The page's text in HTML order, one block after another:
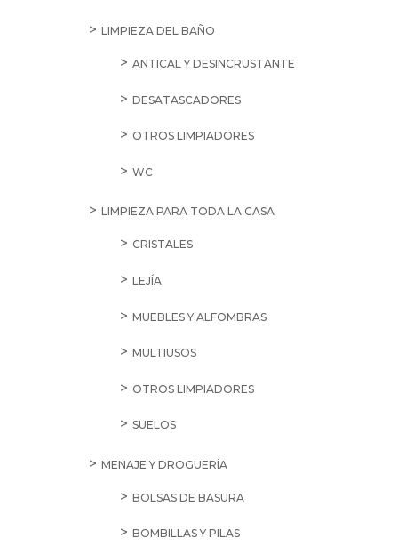
LIMPIEZA DEL BAÑO
ANTICAL Y DESINCRUSTANTE
DESATASCADORES
OTROS LIMPIADORES
WC
LIMPIEZA PARA TODA LA CASA
CRISTALES
LEJÍA
MUEBLES Y ALFOMBRAS
MULTIUSOS
OTROS LIMPIADORES
SUELOS
MENAJE Y DROGUERÍA
BOLSAS DE BASURA
BOMBILLAS Y PILAS